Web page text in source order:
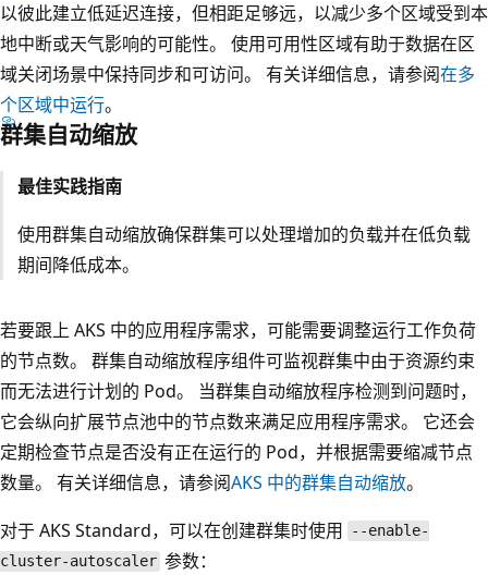
以彼此建立低延迟连接，但相距足够远，以减少多个区域受到本
地中断或天气影响的可能性。 使用可用性区域有助于数据在区
域关闭场景中保持同步和可访问。 有关详细信息，请参阅在多
个区域中运行。
群集自动缩放
最佳实践指南
使用群集自动缩放确保群集可以处理增加的负载并在低负载
期间降低成本。
若要跟上 AKS 中的应用程序需求，可能需要调整运行工作负荷
的节点数。 群集自动缩放程序组件可监视群集中由于资源约束
而无法进行计划的 Pod。 当群集自动缩放程序检测到问题时，
它会纵向扩展节点池中的节点数来满足应用程序需求。 它还会
定期检查节点是否没有正在运行的 Pod，并根据需要缩减节点
数量。 有关详细信息，请参阅AKS 中的群集自动缩放。
对于 AKS Standard，可以在创建群集时使用
--enable-
cluster-autoscaler 参数：